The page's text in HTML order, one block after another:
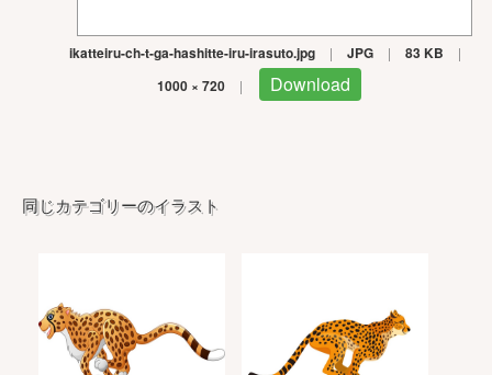
ikatteiru-ch-t-ga-hashitte-iru-irasuto.jpg | JPG | 83 KB |
1000 × 720 | Download
同じカテゴリーのイラスト